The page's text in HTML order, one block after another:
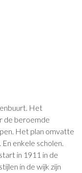
Het
de beroemde
Het plan omvatte
enkele scholen.
in 1911 in de
in de wijk zijn